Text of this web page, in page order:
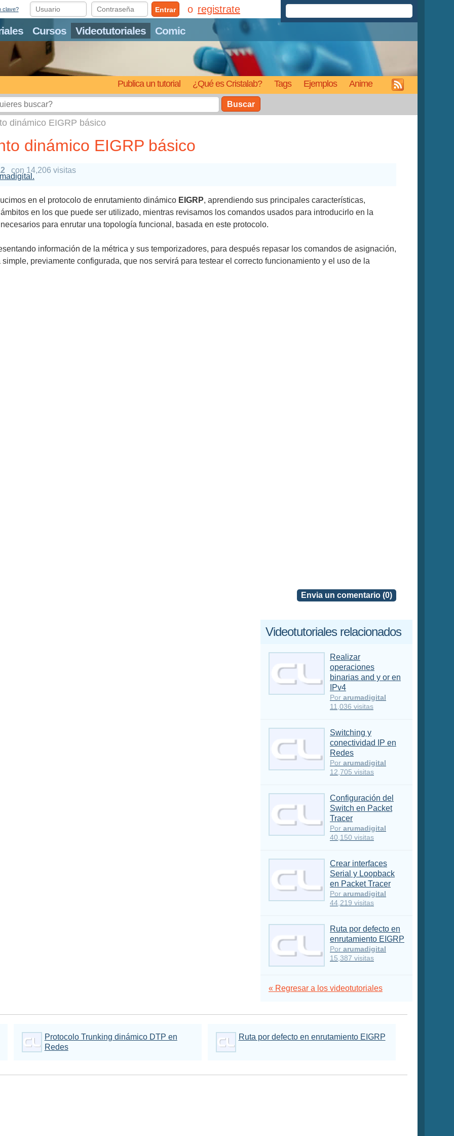
Cursos Videotutoriales Comic
Publica un tutorial ¿Qué es Cristalab? Tags Ejemplos Anime
clave? Entrar registrate
Buscar
dinámico EIGRP básico
dinámico EIGRP básico
con 14,206 visitas
en el protocolo de enrutamiento dinámico EIGRP, aprendiendo sus principales características,
en los que puede ser utilizado, mientras revisamos los comandos usados para introducirlo en la
para enrutar una topología funcional, basada en este protocolo.
información de la métrica y sus temporizadores, para después repasar los comandos de asignación,
previamente configurada, que nos servirá para testear el correcto funcionamiento y el uso de la
Envia un comentario (0)
Videotutoriales relacionados
Realizar
operaciones
binarias and y or en
IPv4
Por arumadigital
11,036 visitas
Switching y
conectividad IP en
Redes
Por arumadigital
12,705 visitas
Configuración del
Switch en Packet
Tracer
Por arumadigital
40,150 visitas
Crear interfaces
Serial y Loopback
en Packet Tracer
Por arumadigital
44,219 visitas
Ruta por defecto en
enrutamiento EIGRP
Por arumadigital
15,387 visitas
« Regresar a los videotutoriales
Protocolo Trunking dinámico DTP en
Redes
Ruta por defecto en enrutamiento EIGRP